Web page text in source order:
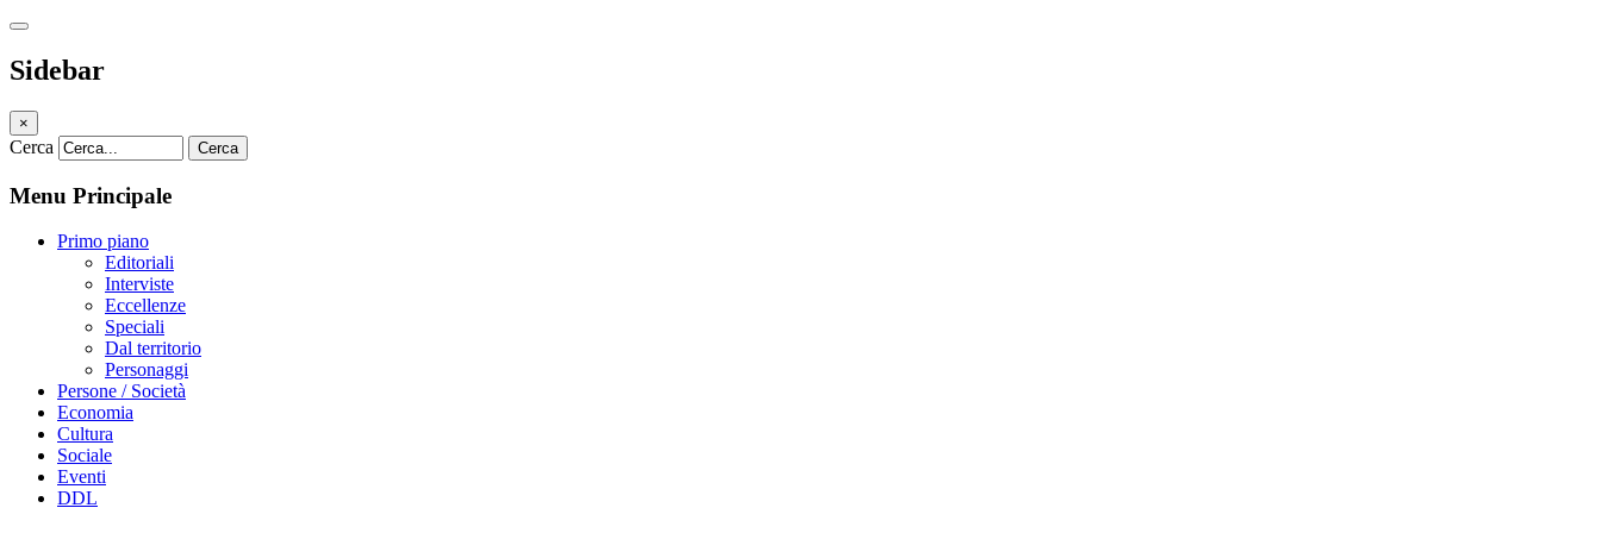
Sidebar
×
Cerca Cerca
Menu Principale
Primo piano
Editoriali
Interviste
Eccellenze
Speciali
Dal territorio
Personaggi
Persone / Società
Economia
Cultura
Sociale
Eventi
DDL